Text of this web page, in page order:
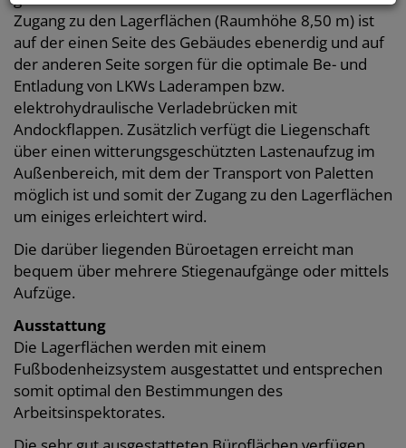
Zugang zu den Lagerflächen (Raumhöhe 8,50 m) ist
auf der einen Seite des Gebäudes ebenerdig und auf
der anderen Seite sorgen für die optimale Be- und
Entladung von LKWs Laderampen bzw.
elektrohydraulische Verladebrücken mit
Andockflappen. Zusätzlich verfügt die Liegenschaft
über einen witterungsgeschützten Lastenaufzug im
Außenbereich, mit dem der Transport von Paletten
möglich ist und somit der Zugang zu den Lagerflächen
um einiges erleichtert wird.
Die darüber liegenden Büroetagen erreicht man
bequem über mehrere Stiegenaufgänge oder mittels
Aufzüge.
Ausstattung
Die Lagerflächen werden mit einem
Fußbodenheizsystem ausgestattet und entsprechen
somit optimal den Bestimmungen des
Arbeitsinspektorates.